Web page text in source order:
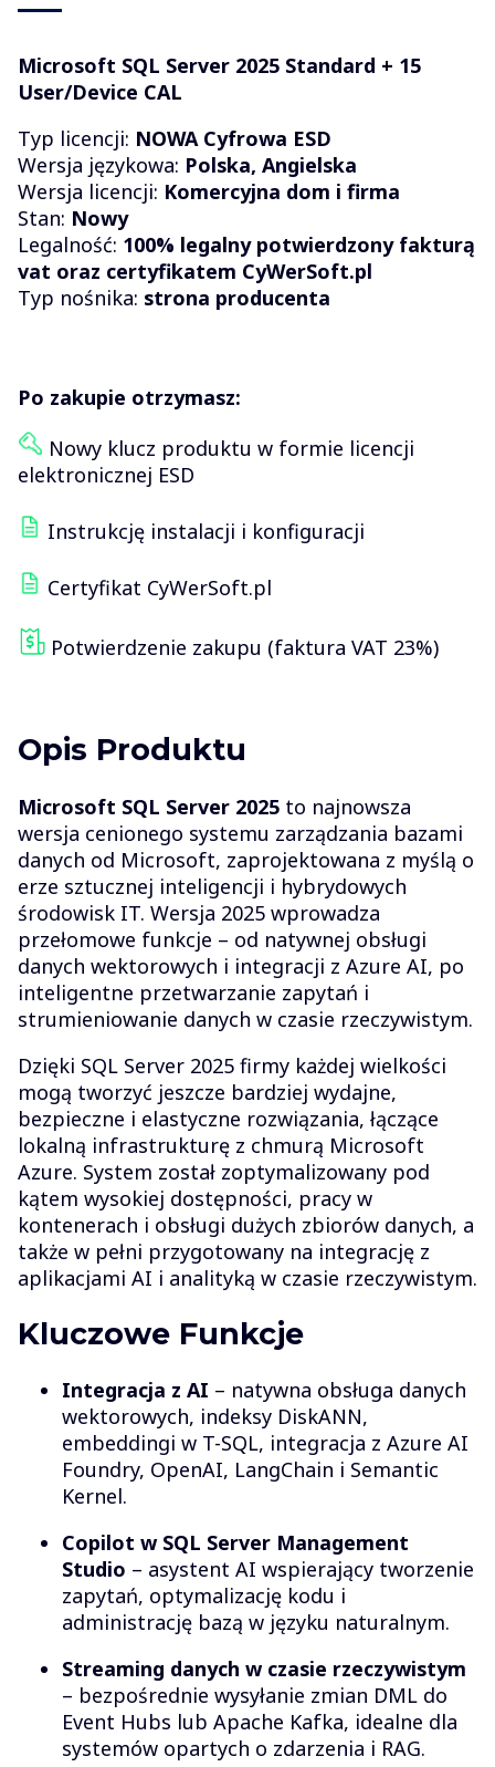
Microsoft SQL Server 2025 Standard + 15
User/Device CAL
Typ licencji: NOWA Cyfrowa ESD
Wersja językowa: Polska, Angielska
Wersja licencji: Komercyjna dom i firma
Stan: Nowy
Legalność: 100% legalny potwierdzony fakturą
vat oraz certyfikatem CyWerSoft.pl
Typ nośnika: strona producenta
Po zakupie otrzymasz:
Nowy klucz produktu w formie licencji
elektronicznej ESD
Instrukcję instalacji i konfiguracji
Certyfikat CyWerSoft.pl
Potwierdzenie zakupu (faktura VAT 23%)
Opis Produktu
Microsoft SQL Server 2025 to najnowsza
wersja cenionego systemu zarządzania bazami
danych od Microsoft, zaprojektowana z myślą o
erze sztucznej inteligencji i hybrydowych
środowisk IT. Wersja 2025 wprowadza
przełomowe funkcje – od natywnej obsługi
danych wektorowych i integracji z Azure AI, po
inteligentne przetwarzanie zapytań i
strumieniowanie danych w czasie rzeczywistym.
Dzięki SQL Server 2025 firmy każdej wielkości
mogą tworzyć jeszcze bardziej wydajne,
bezpieczne i elastyczne rozwiązania, łączące
lokalną infrastrukturę z chmurą Microsoft
Azure. System został zoptymalizowany pod
kątem wysokiej dostępności, pracy w
kontenerach i obsługi dużych zbiorów danych, a
także w pełni przygotowany na integrację z
aplikacjami AI i analityką w czasie rzeczywistym.
Kluczowe Funkcje
Integracja z AI – natywna obsługa danych
wektorowych, indeksy DiskANN,
embeddingi w T-SQL, integracja z Azure AI
Foundry, OpenAI, LangChain i Semantic
Kernel.
Copilot w SQL Server Management
Studio – asystent AI wspierający tworzenie
zapytań, optymalizację kodu i
administrację bazą w języku naturalnym.
Streaming danych w czasie rzeczywistym
– bezpośrednie wysyłanie zmian DML do
Event Hubs lub Apache Kafka, idealne dla
systemów opartych o zdarzenia i RAG.